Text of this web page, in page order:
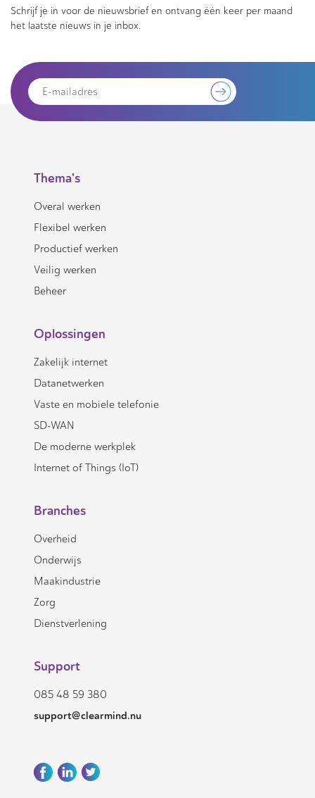
Schrijf je in voor de nieuwsbrief en ontvang één keer per maand
het laatste nieuws in je inbox.
Thema's
Overal werken
Flexibel werken
Productief werken
Veilig werken
Beheer
Oplossingen
Zakelijk internet
Datanetwerken
Vaste en mobiele telefonie
SD-WAN
De moderne werkplek
Internet of Things (IoT)
Branches
Overheid
Onderwijs
Maakindustrie
Zorg
Dienstverlening
Support
085 48 59 380
support@clearmind.nu